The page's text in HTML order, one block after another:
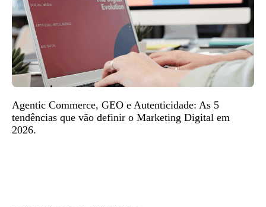
Agentic Commerce, GEO e Autenticidade: As 5
tendências que vão definir o Marketing Digital em
2026.